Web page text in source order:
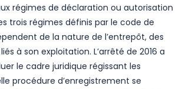
régimes de déclaration ou autorisation
trois régimes définis par le code de
de la nature de l’entrepôt, des
à son exploitation. L’arrêté de 2016 a
le cadre juridique régissant les
procédure d’enregistrement se